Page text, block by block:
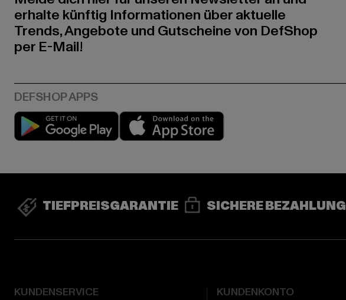
erhalte künftig Informationen über aktuelle
Trends, Angebote und Gutscheine von DefShop
per E-Mail!
Play market
TIEFPREISGARANTIE SICHERE BEZAHLUNG
KUNDENSERVICE KUNDENKONTO